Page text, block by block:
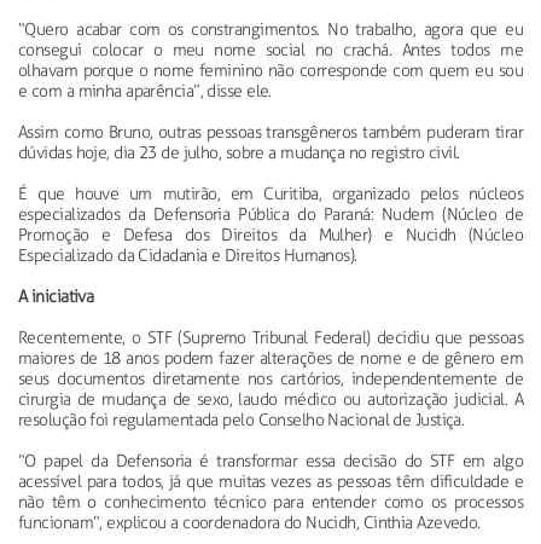
“Quero acabar com os constrangimentos. No trabalho, agora que eu
consegui colocar o meu nome social no crachá. Antes todos me
olhavam porque o nome feminino não corresponde com quem eu sou
e com a minha aparência”, disse ele.
Assim como Bruno, outras pessoas transgêneros também puderam tirar
dúvidas hoje, dia 23 de julho, sobre a mudança no registro civil.
É que houve um mutirão, em Curitiba, organizado pelos núcleos
especializados da Defensoria Pública do Paraná: Nudem (Núcleo de
Promoção e Defesa dos Direitos da Mulher) e Nucidh (Núcleo
Especializado da Cidadania e Direitos Humanos).
A iniciativa
Recentemente, o STF (Supremo Tribunal Federal) decidiu que pessoas
maiores de 18 anos podem fazer alterações de nome e de gênero em
seus documentos diretamente nos cartórios, independentemente de
cirurgia de mudança de sexo, laudo médico ou autorização judicial. A
resolução foi regulamentada pelo Conselho Nacional de Justiça.
“O papel da Defensoria é transformar essa decisão do STF em algo
acessível para todos, já que muitas vezes as pessoas têm dificuldade e
não têm o conhecimento técnico para entender como os processos
funcionam”, explicou a coordenadora do Nucidh, Cinthia Azevedo.